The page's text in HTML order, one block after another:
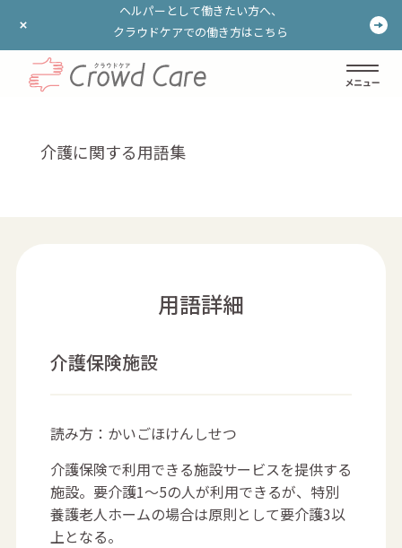
ヘルパーとして働きたい方へ、
クラウドケアでの働き方はこちら
ヘルパーとして働きたい方へ、
クラウドケアでの働き方はこちら
介護に関する用語集
用語詳細
介護保険施設
読み方：かいごほけんしせつ
介護保険で利用できる施設サービスを提供する
施設。要介護1～5の人が利用できるが、特別
養護老人ホームの場合は原則として要介護3以
上となる。